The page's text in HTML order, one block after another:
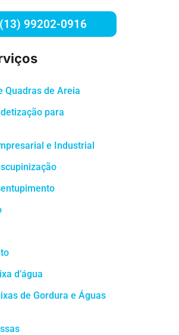
99202-0916
Quadras de Areia
para
e Industrial
d’água
de Gordura e Águas